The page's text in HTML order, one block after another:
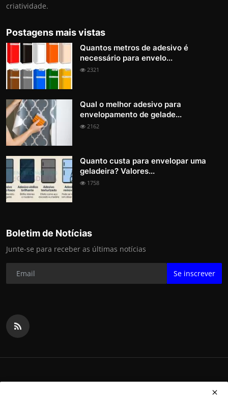
criatividade.
Postagens mais vistas
Quantos metros de adesivo é
necessário para envelo...
2321
Qual o melhor adesivo para
envelopamento de gelade...
2162
Quanto custa para envelopar uma
geladeira? Valores...
1758
Boletim de Notícias
Junte-se para receber as últimas notícias
Se inscrever
2025